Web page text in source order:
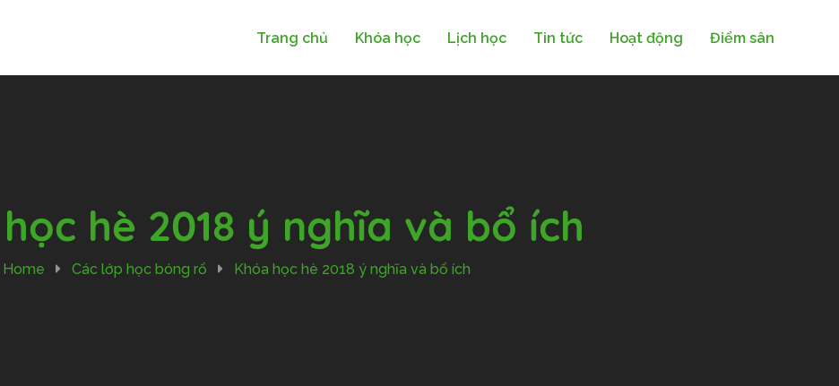
Trang chủ Khóa học Lịch học Tin tức Hoạt động Điểm sân
hè 2018 ý nghĩa và bổ ích
Home Các lớp học bóng rổ Khóa học hè 2018 ý nghĩa và bổ ích